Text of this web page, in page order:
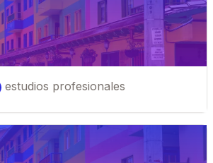
estudios profesionales